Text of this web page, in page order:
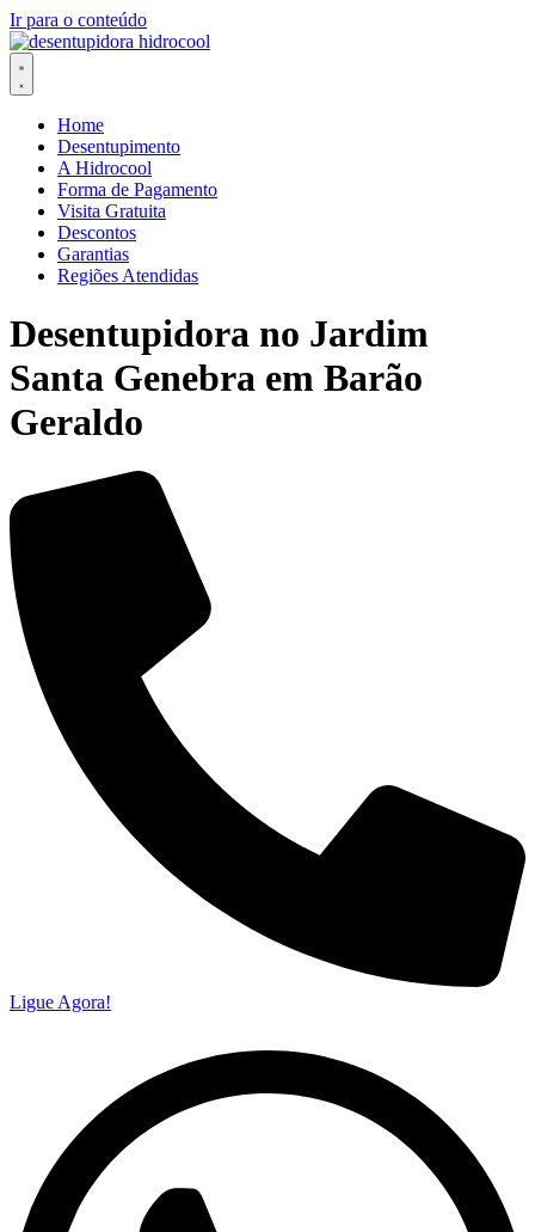
Ir para o conteúdo
Home
Desentupimento
A Hidrocool
Forma de Pagamento
Visita Gratuita
Descontos
Garantias
Regiões Atendidas
Desentupidora no Jardim
Santa Genebra em Barão
Geraldo
Ligue Agora!